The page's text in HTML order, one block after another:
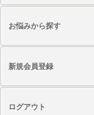
お悩みから探す
新規会員登録
ログアウト